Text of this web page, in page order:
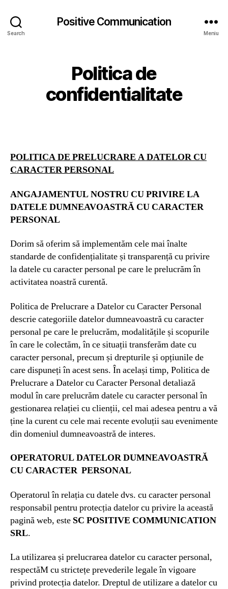
Search
Positive Communication
Meniu
Politica de
confidentialitate
POLITICA DE PRELUCRARE A DATELOR CU
CARACTER PERSONAL
ANGAJAMENTUL NOSTRU CU PRIVIRE LA
DATELE DUMNEAVOASTRĂ CU CARACTER
PERSONAL
Dorim să oferim să implementăm cele mai înalte
standarde de confidențialitate și transparență cu privire
la datele cu caracter personal pe care le prelucrăm în
activitatea noastră curentă.
Politica de Prelucrare a Datelor cu Caracter Personal
descrie categoriile datelor dumneavoastră cu caracter
personal pe care le prelucrăm, modalitățile și scopurile
în care le colectăm, în ce situații transferăm date cu
caracter personal, precum și drepturile și opțiunile de
care dispuneți în acest sens. În același timp, Politica de
Prelucrare a Datelor cu Caracter Personal detaliază
modul în care prelucrăm datele cu caracter personal în
gestionarea relației cu clienții, cel mai adesea pentru a vă
ține la curent cu cele mai recente evoluții sau evenimente
din domeniul dumneavoastră de interes.
OPERATORUL DATELOR DUMNEAVOASTRĂ
CU CARACTER PERSONAL
Operatorul în relația cu datele dvs. cu caracter personal
responsabil pentru protecția datelor cu privire la această
pagină web, este SC POSITIVE COMMUNICATION
SRL.
La utilizarea și prelucrarea datelor cu caracter personal,
respectăM cu strictețe prevederile legale în vigoare
privind protecția datelor. Dreptul de utilizare a datelor cu